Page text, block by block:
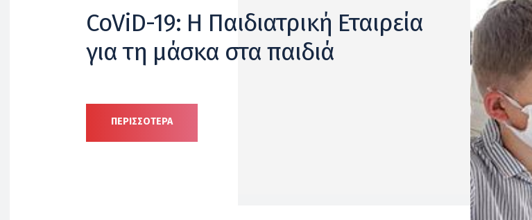
CoViD-19: Η Παιδιατρική Εταιρεία
για τη μάσκα στα παιδιά
ΠΕΡΙΣΣΟΤΕΡΑ